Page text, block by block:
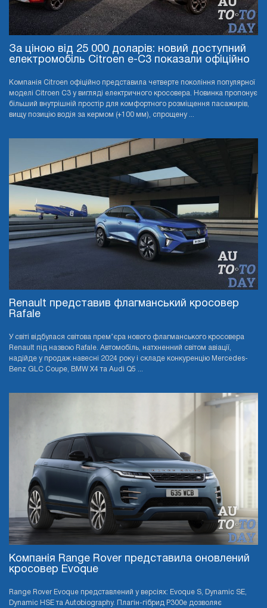
За ціною від 25 000 доларів: новий доступний
електромобіль Citroen e-C3 показали офіційно
Компанія Citroen офіційно представила четверте покоління популярної
моделі Citroen C3 у вигляді електричного кросовера. Новинка пропонує
більший внутрішній простір для комфортного розміщення пасажирів,
вищу позицію водія за кермом (+100 мм), спрощену ...
Renault представив флагманський кросовер
Rafale
У світі відбулася світова прем’єра нового флагманського кросовера
Renault під назвою Rafale. Автомобіль, натхненний світом авіації,
надійде у продаж навесні 2024 року і складе конкуренцію Mercedes-
Benz GLC Coupe, BMW X4 та Audi Q5 ...
Компанія Range Rover представила оновлений
кросовер Evoque
Range Rover Evoque представлений у версіях: Evoque S, Dynamic SE,
Dynamic HSE та Autobiography. Плагін-гібрид P300e дозволяє